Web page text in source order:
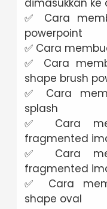
dimasukkan
✅ Cara
powerpoint
✅ Cara
✅ Cara
shape brush
✅ Cara
splash
✅ Cara
fragmented
✅ Cara
fragmented
✅ Cara
shape oval